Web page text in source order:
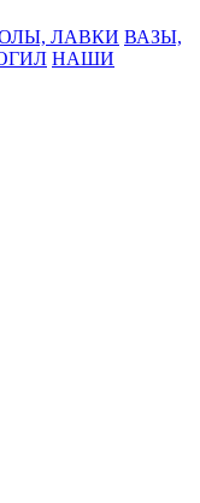
ЛАВКИ ВАЗЫ,
НАШИ